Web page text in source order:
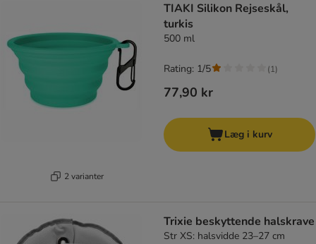
2 varianter
TIAKI Silikon Rejseskål,
turkis
500 ml
77,90 kr
Rating: 1/5 (1)
Læg i kurv
Trixie beskyttende halskrave
Str XS: halsvidde 23–27 cm